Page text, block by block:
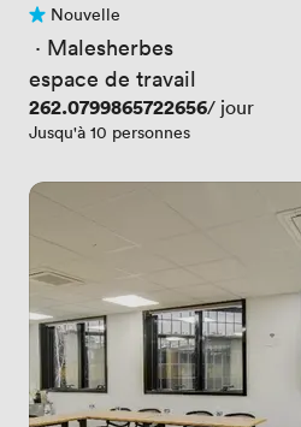
Pas encore d'avis
Nouvelle
· Malesherbes
espace de travail
Prix
262.0799865722656/ jour
Jusqu'à 10 personnes